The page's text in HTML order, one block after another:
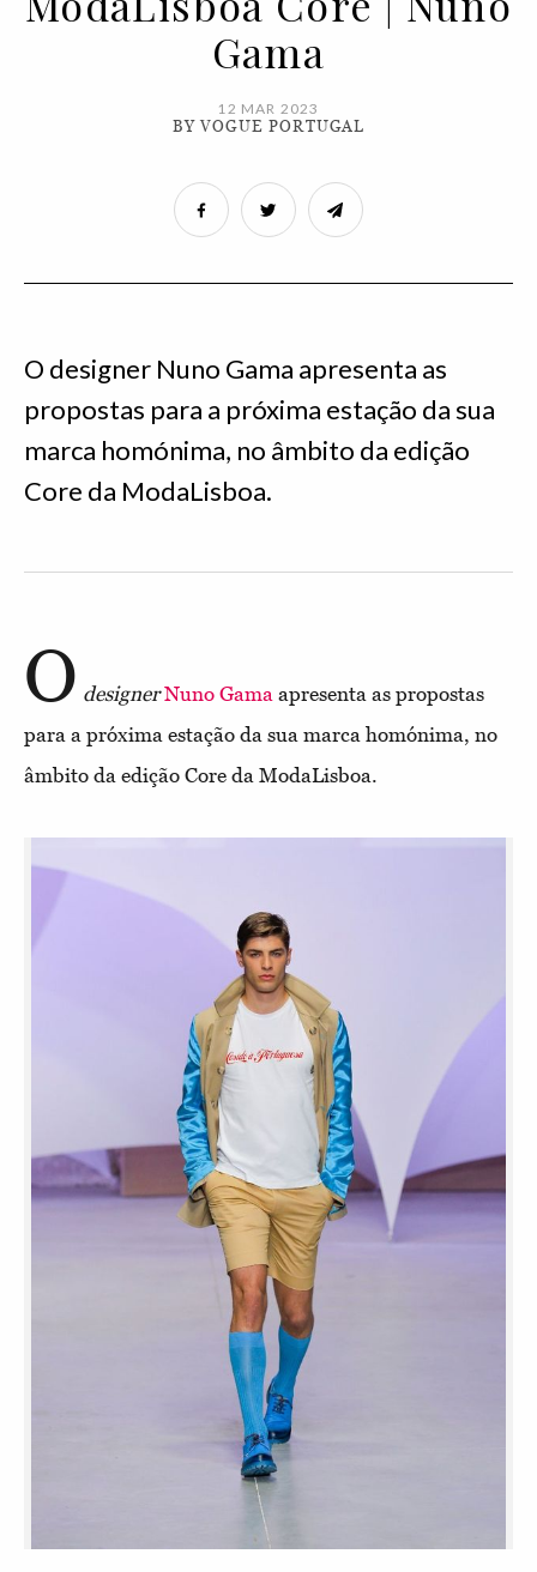
Gama
12 MAR 2023
BY VOGUE PORTUGAL
O designer Nuno Gama apresenta as
propostas para a próxima estação da sua
marca homónima, no âmbito da edição
Core da ModaLisboa.
O designer Nuno Gama apresenta as propostas
para a próxima estação da sua marca homónima, no
âmbito da edição Core da ModaLisboa.